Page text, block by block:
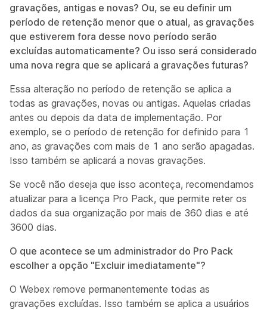
gravações, antigas e novas? Ou, se eu definir um
período de retenção menor que o atual, as gravações
que estiverem fora desse novo período serão
excluídas automaticamente? Ou isso será considerado
uma nova regra que se aplicará a gravações futuras?
Essa alteração no período de retenção se aplica a
todas as gravações, novas ou antigas. Aquelas criadas
antes ou depois da data de implementação. Por
exemplo, se o período de retenção for definido para 1
ano, as gravações com mais de 1 ano serão apagadas.
Isso também se aplicará a novas gravações.
Se você não deseja que isso aconteça, recomendamos
atualizar para a licença Pro Pack, que permite reter os
dados da sua organização por mais de 360 dias e até
3600 dias.
O que acontece se um administrador do Pro Pack
escolher a opção "Excluir imediatamente"?
O Webex remove permanentemente todas as
gravações excluídas. Isso também se aplica a usuários